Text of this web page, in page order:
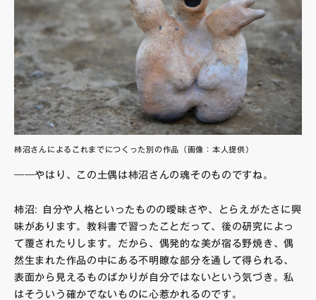
柿沼さんによるこれまでにつくった別の作品（画像：本人提供）
――やはり、この土偶は柿沼さんの魂そのものですね。
柿沼: 自分や人格といったものの曖昧さや、とらえがたさに興
味があります。教科書で習ったことだって、後の研究によっ
て覆されたりします。だから、偶発的な美が宿る野焼き、偶
然生まれた作品の中にある不明瞭な部分を通して得られる、
表面から見えるものばかりが自分ではないという気づき。私
はそういう確かでないものに心惹かれるのです。